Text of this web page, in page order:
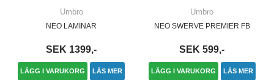
Umbro
NEO LAMINAR
SEK 1399,-
LÄGG I VARUKORG LÄS MER
Umbro
NEO SWERVE PREMIER FB
SEK 599,-
LÄGG I VARUKORG LÄS MER